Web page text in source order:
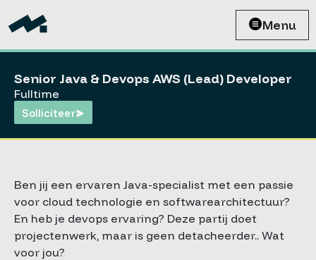
Menu
Senior Java & Devops AWS (Lead) Developer
Fulltime
Solliciteer
Ben jij een ervaren Java-specialist met een passie
voor cloud technologie en softwarearchitectuur?
En heb je devops ervaring? Deze partij doet
projectenwerk, maar is geen detacheerder.. Wat
voor jou?